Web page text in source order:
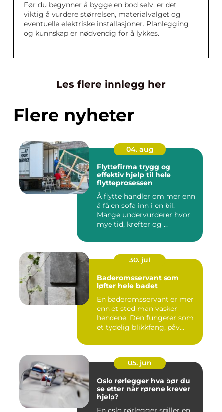
Før du begynner å bygge en bod selv, er det
viktig å vurdere størrelsen, materialvalget og
eventuelle elektriske installasjoner. Planlegging
og kunnskap er nødvendig for å lykkes.
Les flere innlegg her
Flere nyheter
04. aug
Flyttefirma trygg og
effektiv hjelp til hele
flytteprosessen
Å flytte handler om mer enn
å få en sofa inn i en bil.
Mange undervurderer hvor
mye tid, krefter og ...
30. jul
Baderomsservant som
løfter hele badet
En baderomsservant er mer
enn et sted man vasker
hendene. Den fungerer som
et tydelig blikkfang, påv...
05. jun
Oslo rørlegger hva bør du
se etter når rørene krever
hjelp?
En oslo rørlegger spiller en